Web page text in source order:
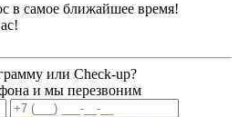
в самое ближайшее время!
или Check-up?
и мы перезвоним